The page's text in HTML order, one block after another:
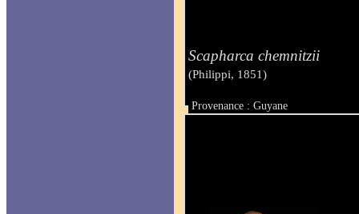
Scapharca chemnitzii
(Philippi, 1851)
Provenance : Guyane
Taille : 28 mm